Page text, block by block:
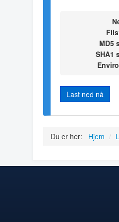
MD5
SHA1
Last ned nå
Du er her: Hjem /